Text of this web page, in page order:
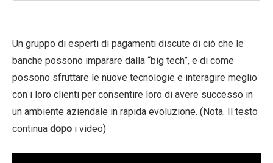
Un gruppo di esperti di pagamenti discute di ciò che le
banche possono imparare dalla “big tech”, e di come
possono sfruttare le nuove tecnologie e interagire meglio
con i loro clienti per consentire loro di avere successo in
un ambiente aziendale in rapida evoluzione. (Nota. Il testo
continua dopo i video)